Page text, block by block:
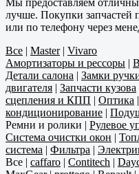
Мы предоставляем
лучше. Покупки запчастей
или по телефону через
Все | Master| Vivaro
Амортизаторы и рессоры |
Детали салона | Замки
двигателя | Запчасти кузова
сцепления и КПП | Оптика |
кондиционирование |
Ремни и ролики | Рулевое
Система очистки окон |
система | Фильтра |
Все | caffaro | Contitech |